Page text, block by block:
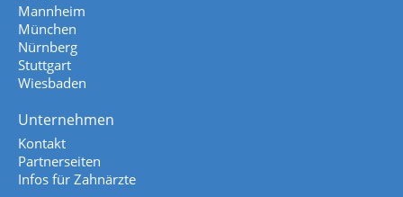
Mannheim
München
Nürnberg
Stuttgart
Wiesbaden
Unternehmen
Kontakt
Partnerseiten
Infos für Zahnärzte